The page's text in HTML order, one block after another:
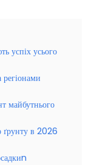
успіх усього
майбутнього
ґрунту в 2026